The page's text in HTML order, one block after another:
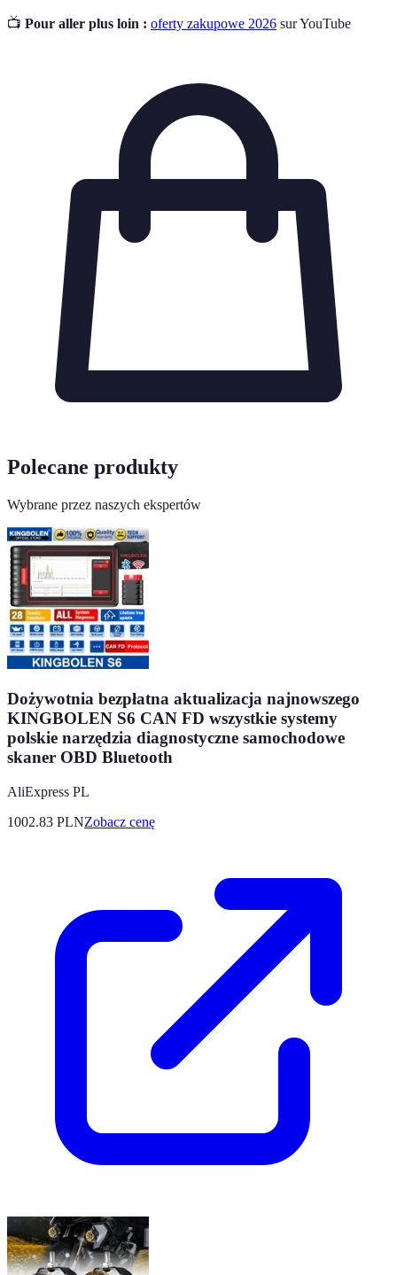
📺 Pour aller plus loin : oferty zakupowe 2026 sur YouTube
Polecane produkty
Wybrane przez naszych ekspertów
Dożywotnia bezpłatna aktualizacja najnowszego
KINGBOLEN S6 CAN FD wszystkie systemy
polskie narzędzia diagnostyczne samochodowe
skaner OBD Bluetooth
AliExpress PL
1002.83 PLNZobacz cenę